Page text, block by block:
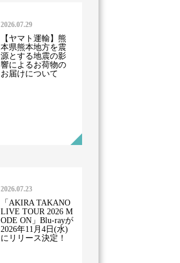
2026.07.29
【ヤマト運輸】熊
本県熊本地方を震
源とする地震の影
響によるお荷物の
お届けについて
2026.07.23
「AKIRA TAKANO
LIVE TOUR 2026 M
ODE ON」Blu-rayが
2026年11月4日(水)
にリリース決定！